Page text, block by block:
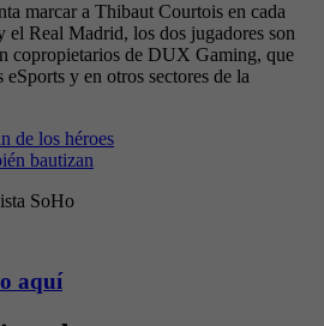
marcar a Thibaut Courtois en cada
el Real Madrid, los dos jugadores son
copropietarios de DUX Gaming, que
y en otros sectores de la
de los héroes
bautizan
SoHo
aquí